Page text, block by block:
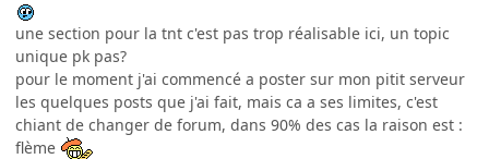
une section pour la tnt c'est pas trop réalisable ici, un topic
unique pk pas?
pour le moment j'ai commencé a poster sur mon pitit serveur
les quelques posts que j'ai fait, mais ca a ses limites, c'est
chiant de changer de forum, dans 90% des cas la raison est :
flème